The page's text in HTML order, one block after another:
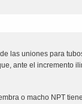
las uniones para
ante el incremento
o macho NPT